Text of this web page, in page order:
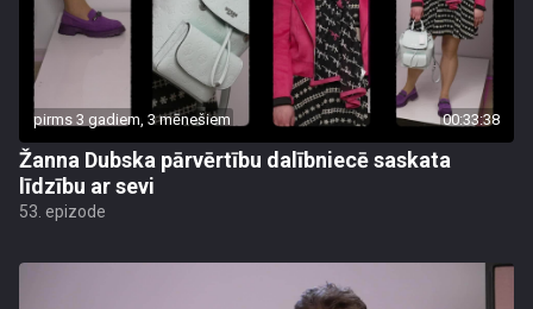
pirms 3 gadiem, 3 mēnešiem 00:33:38
Žanna Dubska pārvērtību dalībniecē saskata
līdzību ar sevi
53. epizode